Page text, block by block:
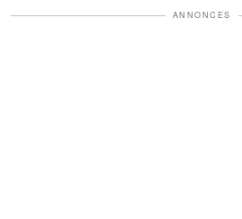
ANNONCES